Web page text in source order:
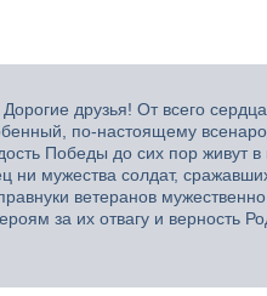
друзья! От всего
по-настоящему
Победы до сих пор живут в
мужества солдат,
ветеранов
за их отвагу и верность